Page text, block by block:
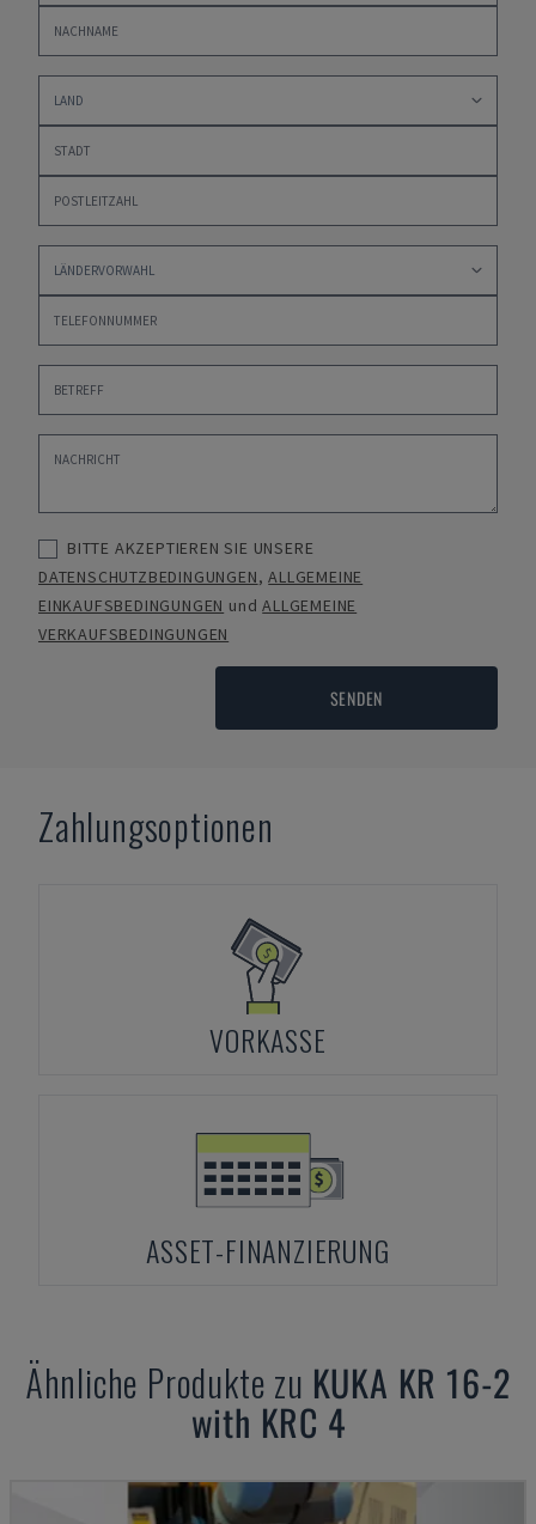
BITTE AKZEPTIEREN SIE UNSERE
DATENSCHUTZBEDINGUNGEN,ALLGEMEINE
EINKAUFSBEDINGUNGEN undALLGEMEINE
VERKAUFSBEDINGUNGEN
SENDEN
Zahlungsoptionen
VORKASSE
ASSET-FINANZIERUNG
Ähnliche Produkte zu KUKA KR 16-2
with KRC 4